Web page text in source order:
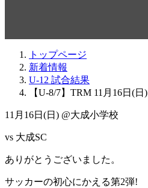
トップページ
新着情報
U-12 試合結果
【U-8/7】TRM 11月16日(日)
11月16日(日) @大成小学校
vs 大成SC
ありがとうございました。
サッカーの初心にかえる第2弾!